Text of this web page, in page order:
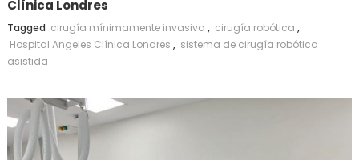
Clínica Londres
Tagged cirugía mínimamente invasiva , cirugía robótica ,
Hospital Angeles Clínica Londres , sistema de cirugía robótica
asistida